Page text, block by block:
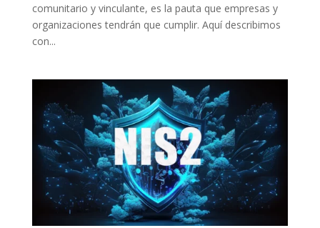
comunitario y vinculante, es la pauta que empresas y
organizaciones tendrán que cumplir. Aquí describimos
con...